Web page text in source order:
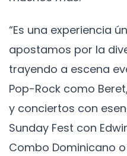
“Es una experiencia
apostamos por la
trayendo a escena
Pop-Rock como
y conciertos con
Sunday Fest con
Combo Dominicano